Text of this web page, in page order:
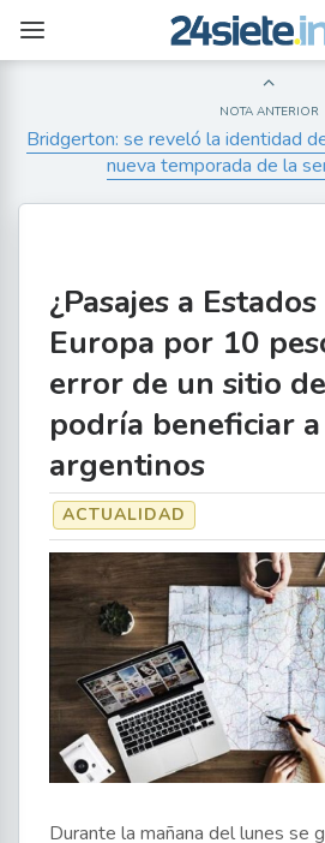
NOTA ANTERIOR
Bridgerton: se reveló la identidad
nueva temporada de la
¿Pasajes a
Europa por 10
error de un sitio
podría beneficiar
argentinos
ACTUALIDAD
Durante la mañana del lunes se